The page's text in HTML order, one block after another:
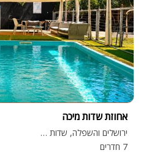
אחוזת שדות מיכה
ירושלים והשפלה, שדות מיכה
7 חדרים